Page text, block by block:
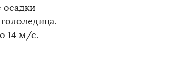
осадки
14 м/с.